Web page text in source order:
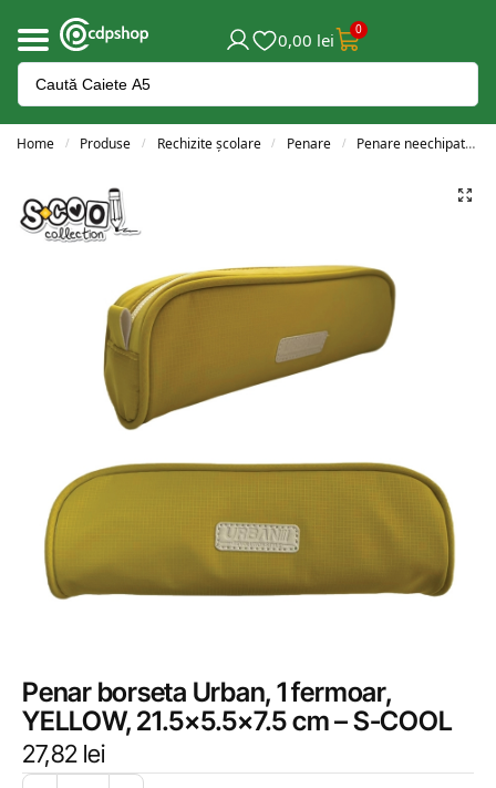
0,00 lei 0
Home / Produse / Rechizite școlare / Penare / Penare neechipate
Penar borseta Urban, 1 fermoar,
YELLOW, 21.5×5.5×7.5 cm – S-COOL
27,82 lei